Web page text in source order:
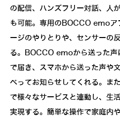
の配信、ハンズフリー対話、人
も可能。専用のBOCCO emoア
ージのやりとりや、センサーの
る。BOCCO emoから送った声
で届き、スマホから送った声や
べってお知らせしてくれる。ま
で様々なサービスと連動し、生
実現する。簡単な操作で家庭内